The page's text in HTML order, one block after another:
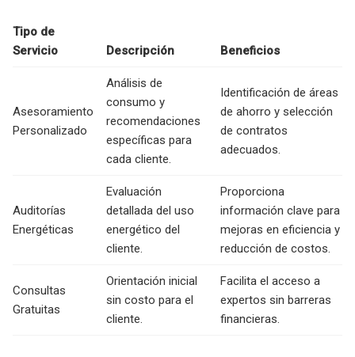
Tipo de
Servicio
Descripción Beneficios
Asesoramiento
Personalizado
Análisis de
consumo y
recomendaciones
específicas para
cada cliente.
Identificación de áreas
de ahorro y selección
de contratos
adecuados.
Auditorías
Energéticas
Evaluación
detallada del uso
energético del
cliente.
Proporciona
información clave para
mejoras en eficiencia y
reducción de costos.
Consultas
Gratuitas
Orientación inicial
sin costo para el
cliente.
Facilita el acceso a
expertos sin barreras
financieras.